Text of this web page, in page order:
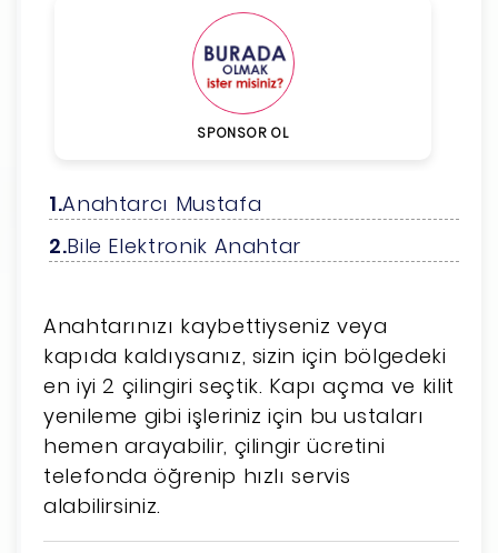
SPONSOR OL
Anahtarcı Mustafa
Bile Elektronik Anahtar
Anahtarınızı kaybettiyseniz veya
kapıda kaldıysanız, sizin için bölgedeki
en iyi 2 çilingiri seçtik. Kapı açma ve kilit
yenileme gibi işleriniz için bu ustaları
hemen arayabilir, çilingir ücretini
telefonda öğrenip hızlı servis
alabilirsiniz.